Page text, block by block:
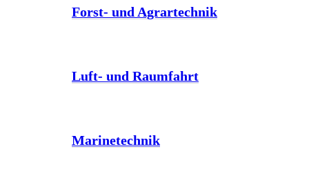
Forst- und Agrartechnik
Luft- und Raumfahrt
Marinetechnik